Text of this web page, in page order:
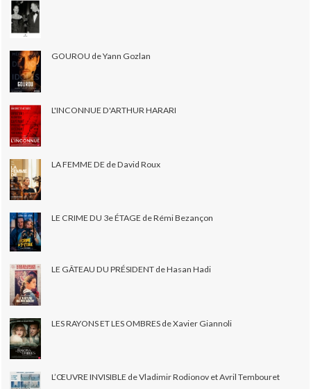
GOUROU de Yann Gozlan
L'INCONNUE D'ARTHUR HARARI
LA FEMME DE de David Roux
LE CRIME DU 3e ÉTAGE de Rémi Bezançon
LE GÂTEAU DU PRÉSIDENT de Hasan Hadi
LES RAYONS ET LES OMBRES de Xavier Giannoli
L’ŒUVRE INVISIBLE de Vladimir Rodionov et Avril Tembouret